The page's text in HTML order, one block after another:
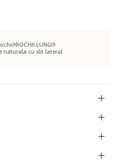
ROCHII LUNGI
naturala cu slit lateral